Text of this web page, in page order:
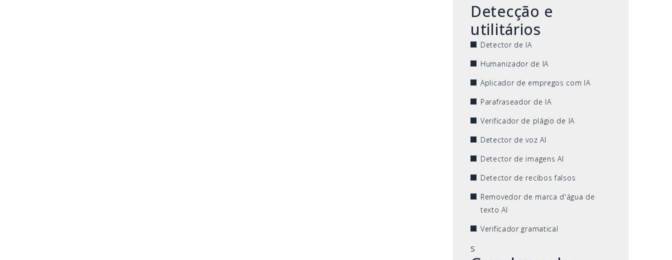
Detecção e
utilitários
Detector de IA
Humanizador de IA
Aplicador de empregos com IA
Parafraseador de IA
Verificador de plágio de IA
Detector de voz AI
Detector de imagens AI
Detector de recibos falsos
Removedor de marca d'água de
texto AI
Verificador gramatical
s